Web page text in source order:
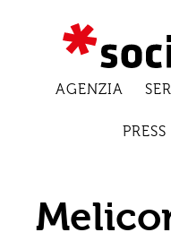
AGENZIA
PRESS